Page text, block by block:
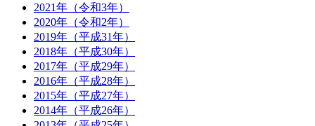
2021年（令和3年）
2020年（令和2年）
2019年（平成31年）
2018年（平成30年）
2017年（平成29年）
2016年（平成28年）
2015年（平成27年）
2014年（平成26年）